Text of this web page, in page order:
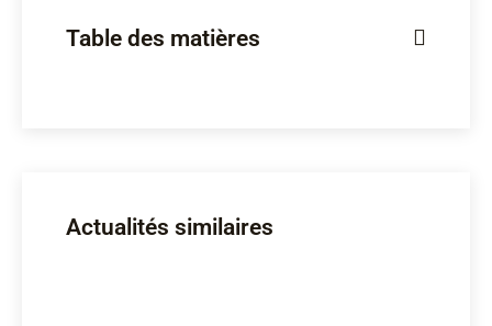
Table des matières
Actualités similaires